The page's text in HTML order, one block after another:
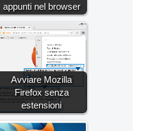
appunti nel browser
Avviare Mozilla
Firefox senza
estensioni